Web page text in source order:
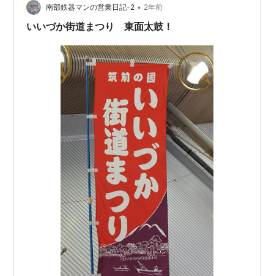
南部鉄器マンの営業日記-2 • 2年前
いいづか街道まつり 東面太鼓！